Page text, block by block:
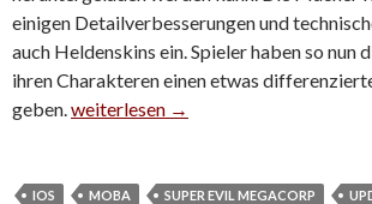
einigen Detailverbesserungen und
auch Heldenskins ein. Spieler haben so nun
ihren Charakteren einen etwas
geben. Vainglory-Update führt Heldenskins
weiterlesen →
IOS MOBA SUPER EVIL MEGACORP